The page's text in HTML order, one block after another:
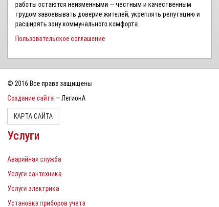
работы остаются неизменными — честным и качественным
трудом завоевывать доверие жителей, укреплять репутацию и
расширять зону коммунального комфорта.
Пользовательское соглашение
© 2016 Все права защищены
Создание сайта — ЛегионА
КАРТА САЙТА
Услуги
Аварийная служба
Услуги сантехника
Услуги электрика
Установка приборов учета